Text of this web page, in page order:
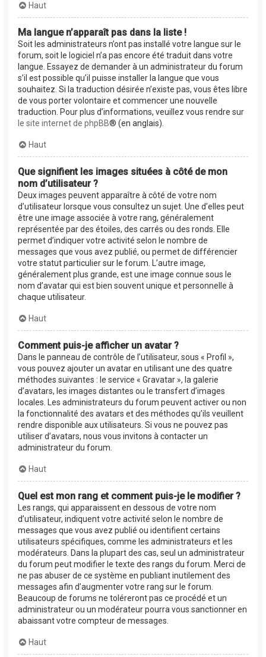
Haut
Ma langue n’apparaît pas dans la liste !
Soit les administrateurs n’ont pas installé votre langue sur le
forum, soit le logiciel n’a pas encore été traduit dans votre
langue. Essayez de demander à un administrateur du forum
s’il est possible qu’il puisse installer la langue que vous
souhaitez. Si la traduction désirée n’existe pas, vous êtes libre
de vous porter volontaire et commencer une nouvelle
traduction. Pour plus d’informations, veuillez vous rendre sur
le site internet de phpBB® (en anglais).
Haut
Que signifient les images situées à côté de mon
nom d’utilisateur ?
Deux images peuvent apparaître à côté de votre nom
d’utilisateur lorsque vous consultez un sujet. Une d’elles peut
être une image associée à votre rang, généralement
représentée par des étoiles, des carrés ou des ronds. Elle
permet d’indiquer votre activité selon le nombre de
messages que vous avez publié, ou permet de différencier
votre statut particulier sur le forum. L’autre image,
généralement plus grande, est une image connue sous le
nom d’avatar qui est bien souvent unique et personnelle à
chaque utilisateur.
Haut
Comment puis-je afficher un avatar ?
Dans le panneau de contrôle de l’utilisateur, sous « Profil »,
vous pouvez ajouter un avatar en utilisant une des quatre
méthodes suivantes : le service « Gravatar », la galerie
d’avatars, les images distantes ou le transfert d’images
locales. Les administrateurs du forum peuvent activer ou non
la fonctionnalité des avatars et des méthodes qu’ils veuillent
rendre disponible aux utilisateurs. Si vous ne pouvez pas
utiliser d’avatars, nous vous invitons à contacter un
administrateur du forum.
Haut
Quel est mon rang et comment puis-je le modifier ?
Les rangs, qui apparaissent en dessous de votre nom
d’utilisateur, indiquent votre activité selon le nombre de
messages que vous avez publié ou identifient certains
utilisateurs spécifiques, comme les administrateurs et les
modérateurs. Dans la plupart des cas, seul un administrateur
du forum peut modifier le texte des rangs du forum. Merci de
ne pas abuser de ce système en publiant inutilement des
messages afin d’augmenter votre rang sur le forum.
Beaucoup de forums ne toléreront pas ce procédé et un
administrateur ou un modérateur pourra vous sanctionner en
abaissant votre compteur de messages.
Haut